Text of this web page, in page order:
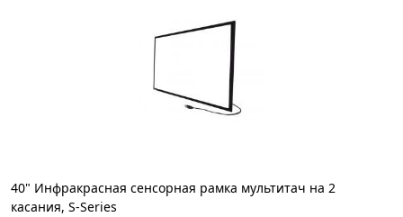
40" Инфракрасная сенсорная рамка мультитач на 2
касания, S-Series